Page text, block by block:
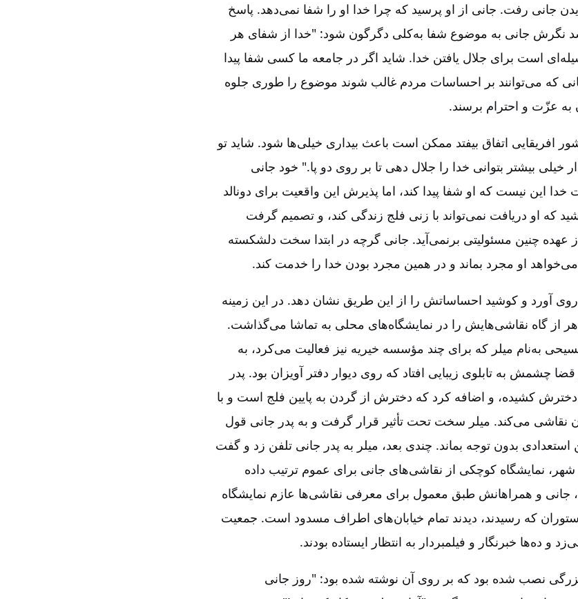
جانی رفت. جانی از او پرسید که چرا خدا او را شفا نمی‌دهد. پاسخ
نگرش جانی به موضوع شفا به‌کلی دگرگون شود: "خدا از شفای هر
است برای جلال یافتن خدا. شاید اگر در جامعه ما کسی شفا پیدا
که می‌توانند بر احساسات مردم غالب شوند موضوع را طوری جلوه
به عزّت و احترام برسند.
افریقایی اتفاق بیفتد ممکن است باعث بیداری خیلی‌ها شود. شاید تو
بیشتر بتوانی خدا را جلال دهی تا بر روی دو پا." خود جانی
این نیست که او شفا پیدا کند، اما پذیرش این واقعیت برای دونالد
که او دریافت نمی‌تواند با زنی فلج زندگی کند، و تصمیم گرفت
عهده چنین مسئولیتی برنمی‌آید. جانی گرچه در ابتدا سخت دلشکسته
او مجرد بماند و در همین مجرد بودن خدا را خدمت کند.
روی آورد و کوشید احساساتش را از این طریق نشان دهد. در این زمینه
از گاه نقاشی‌هایش را در نمایشگاه‌های محلی به تماشا می‌گذاشت.
به‌نام میلر که برای چند مؤسسه خیریه نیز فعالیت می‌کرد، به
چشمش به تابلوی زیبایی ‌افتاد که روی دیوار دفتر آویزان بود. پدر
دخترش کشیده، و اضافه کرد که دخترش از گردن به پایین فلج است و با
نقاشی می‌کند. میلر سخت تحت تأثیر قرار ‌گرفت و به پدر جانی ‌قول
بدون توجه بماند. چندی بعد، میلر به پدر جانی تلفن زد و گفت
نمایشگاه کوچکی از نقاشی‌های جانی برای عموم ترتیب داده
جانی و همراهانش طبق معمول برای معرفی نقاشی‌ها عازم نمایشگاه
که رسیدند، دیدند تمام خیابان‌های اطراف مسدود است. جمعیت
ده‌ها خبرنگار و فیلمبردار به انتظار ایستاده بودند.
بزرگی نصب شده بود که بر روی آن نوشته شده بود: "روز جانی